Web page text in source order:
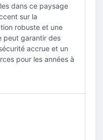
dans ce paysage
sur la
robuste et une
peut garantir des
accrue et un
pour les années à